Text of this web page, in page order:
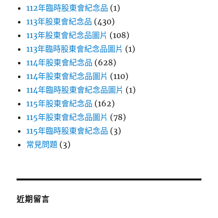
112年臨時股東會紀念品 (1)
113年股東會紀念品 (430)
113年股東會紀念品圖片 (108)
113年臨時股東會紀念品圖片 (1)
114年股東會紀念品 (628)
114年股東會紀念品圖片 (110)
114年臨時股東會紀念品圖片 (1)
115年股東會紀念品 (162)
115年股東會紀念品圖片 (78)
115年臨時股東會紀念品 (3)
常見問題 (3)
近期留言